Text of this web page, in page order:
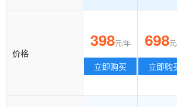
价格
398元/年
立即购买
698
立即购